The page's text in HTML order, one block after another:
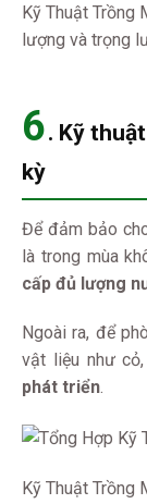
Kỹ Thuật Trồng
lượng và trọng
6. Kỹ
kỳ
Để đảm bảo
là trong mùa
cấp đủ lượng
Ngoài ra, để
vật liệu như
phát triển.
Kỹ Thuật Trồng